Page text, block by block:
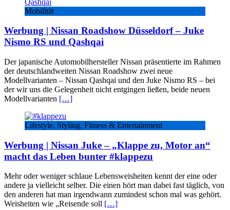
Mobilität
Werbung | Nissan Roadshow Düsseldorf – Juke
Nismo RS und Qashqai
Der japanische Automobilhersteller Nissan präsentierte im Rahmen
der deutschlandweiten Nissan Roadshow zwei neue
Modellvarianten – Nissan Qashqai und den Juke Nismo RS – bei
der wir uns die Gelegenheit nicht entgingen ließen, beide neuen
Modellvarianten […]
Lifestyle, Styling, Fitness & Entertainment
Werbung | Nissan Juke – „Klappe zu, Motor an“
macht das Leben bunter #klappezu
Mehr oder weniger schlaue Lebensweisheiten kennt der eine oder
andere ja vielleicht selber. Die einen hört man dabei fast täglich, von
den anderen hat man irgendwann zumindest schon mal was gehört.
Weisheiten wie „Reisende soll […]